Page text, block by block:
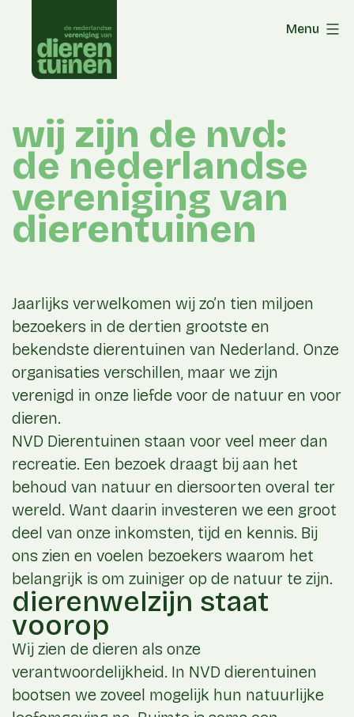
content
Menu
wij zijn de nvd:
de nederlandse
vereniging van
dierentuinen
Jaarlijks verwelkomen wij zo’n tien miljoen
bezoekers in de dertien grootste en
bekendste dierentuinen van Nederland. Onze
organisaties verschillen, maar we zijn
verenigd in onze liefde voor de natuur en voor
dieren.
NVD Dierentuinen staan voor veel meer dan
recreatie. Een bezoek draagt bij aan het
behoud van natuur en diersoorten overal ter
wereld. Want daarin investeren we een groot
deel van onze inkomsten, tijd en kennis. Bij
ons zien en voelen bezoekers waarom het
belangrijk is om zuiniger op de natuur te zijn.
dierenwelzijn staat
voorop
Wij zien de dieren als onze
verantwoordelijkheid. In NVD dierentuinen
bootsen we zoveel mogelijk hun natuurlijke